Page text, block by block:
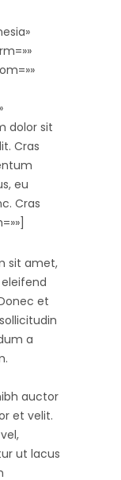
dolor sit
Cras
eu
Cras
sit amet,
et
a
auctor
et velit.
ut lacus